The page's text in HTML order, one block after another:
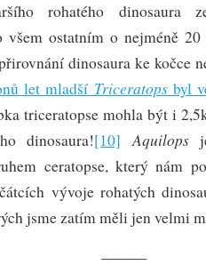
rohatého dinosaura
všem ostatním o nejméně
dinosaura ke kočce
let mladší Triceratopsbyl
triceratopse mohla být i
dinosaura![10] Aquilopsje
ceratopse, který nám
vývoje rohatých
jsme zatím měli jen velmi
———